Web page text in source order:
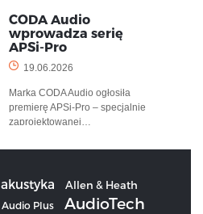
CODA Audio
wprowadza serię
APSi-Pro
19.06.2026
Marka CODA Audio ogłosiła
premierę APSi-Pro – specjalnie
zaprojektowanej…
akustyka Allen & Heath
Audio Plus AudioTech